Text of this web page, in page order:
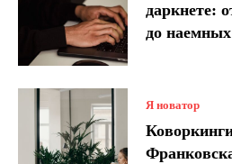
даркнете:
до
Я новатор